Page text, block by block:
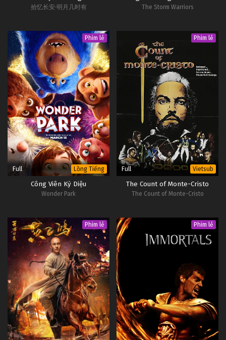
Tập 49
Đấu Phá Thương Khung Ngoại Truyện Tập 48
Tập 48
Đấu Phá Thương Khung Ngoại Truyện Tập 47
Tập 47
Đấu Phá Thương Khung Ngoại Truyện Tập 46
Tập 46
Đấu Phá Thương Khung Ngoại Truyện Tập 45
Tập 45
Đấu Phá Thương Khung Ngoại Truyện Tập 43
Tập 43
Đấu Phá Thương Khung Ngoại Truyện Tập 42
Tập 42
Đấu Phá Thương Khung Ngoại Truyện Tập 41
Tập 41
拾忆长安·明月几时有 The Storm Warriors
Phim lẻ
Full Lồng Tiếng
Công Viên Kỳ Diệu
Wonder Park
Phim lẻ
Full Vietsub
The Count of Monte-Cristo
The Count of Monte-Cristo
Phim lẻ Phim lẻ